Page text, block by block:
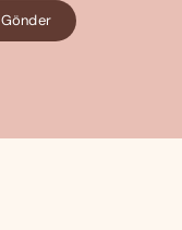
Gönder